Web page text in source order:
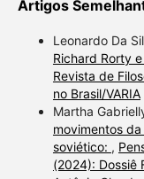
Artigos
Leonardo Da
Richard Rorty
Revista de
no Brasil/VARIA
Martha
movimentos
soviético: ,
(2024): Dossiê